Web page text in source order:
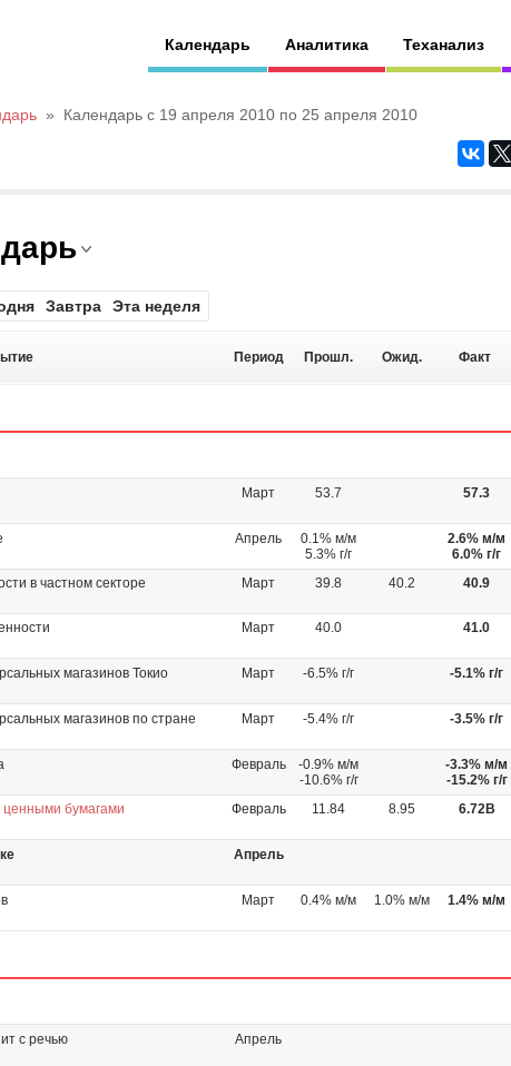
Календарь Аналитика Теханализ
» Календарь с 19 апреля 2010 по 25 апреля 2010
Завтра Эта неделя
Период Прошл. Ожид. Факт
Март 53.7 57.3
Апрель
0.1% м/м
5.3% г/г
2.6% м/м
6.0% г/г
в частном секторе Март 39.8 40.2 40.9
Март 40.0 41.0
магазинов Токио Март -6.5% г/г -5.1% г/г
магазинов по стране Март -5.4% г/г -3.5% г/г
Февраль
-0.9% м/м
-10.6% г/г
-3.3% м/м
-15.2% г/г
бумагами Февраль 11.84 8.95 6.72B
Апрель
Март 0.4% м/м 1.0% м/м 1.4% м/м
с речью Апрель